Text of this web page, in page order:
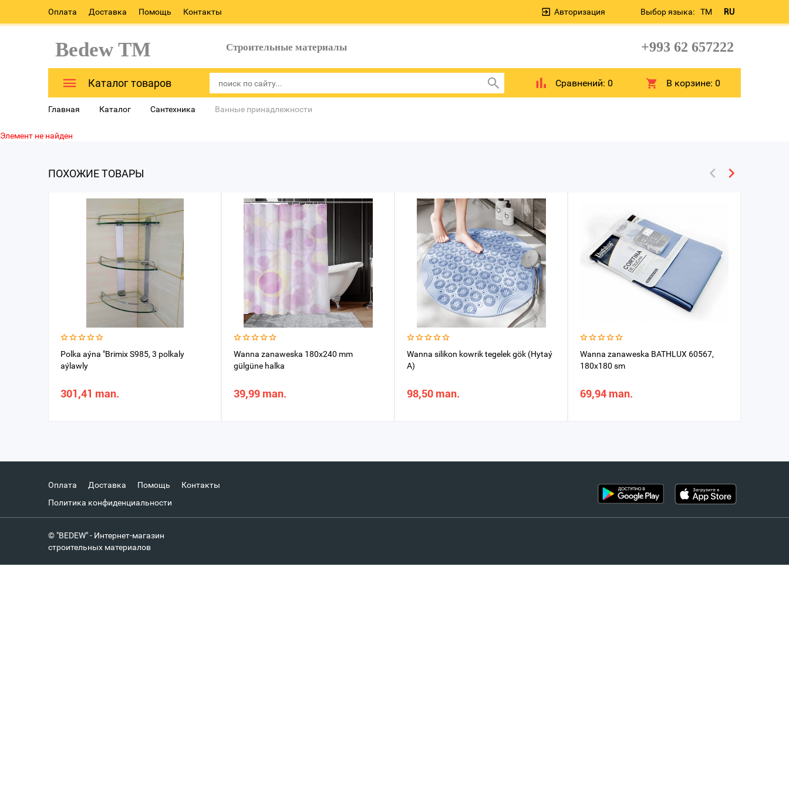
Оплата Доставка Помощь Контакты Выбор языка: TM RU
Авторизация
Bedew TM Строительные материалы +993 62 657222
Каталог товаров Сравнений: 0 В корзине:0
Главная Каталог Сантехника Ванные принадлежности
Элемент не найден
ПОХОЖИЕ ТОВАРЫ
Polka aýna "Brimix S985, 3 polkaly
aýlawly
301,41 man.
Wanna zanaweska 180x240 mm
gülgüne halka
39,99 man.
Wanna silikon kowrik tegelek gök (Hytaý
A)
98,50 man.
Wanna zanaweska BATHLUX 60567,
180x180 sm
69,94 man.
Оплата Доставка Помощь
Контакты
Политика конфиденциальности
© "BEDEW" - Интернет-магазин
строительных материалов